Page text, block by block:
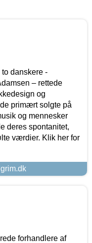
danskere -
– rettede
og
primært solgte på
og mennesker
deres spontanitet,
værdier. Klik her for
forhandlere af